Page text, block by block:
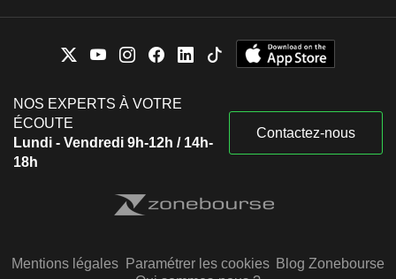
NOS EXPERTS À VOTRE
ÉCOUTE
Lundi - Vendredi 9h-12h / 14h-
18h
Contactez-nous
Mentions légales Paramétrer les cookies Blog Zonebourse